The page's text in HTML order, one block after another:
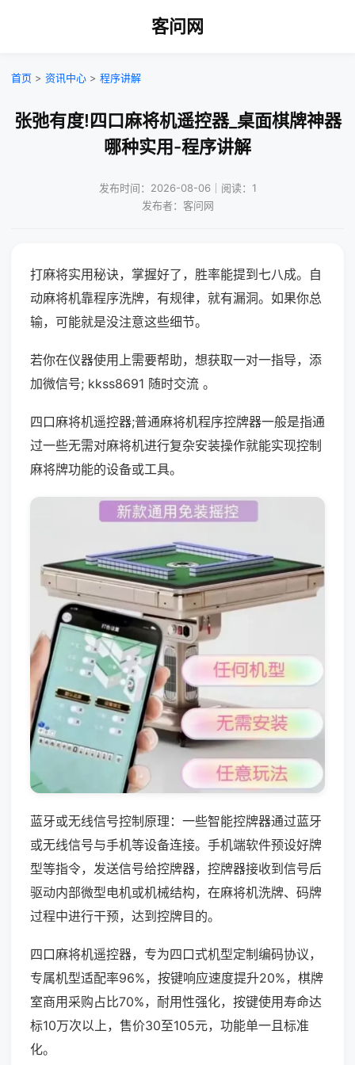
客问网
首页 > 资讯中心 > 程序讲解
张弛有度!四口麻将机遥控器_桌面棋牌神器
哪种实用-程序讲解
发布时间：2026-08-06｜阅读：1
发布者：客问网
打麻将实用秘诀，掌握好了，胜率能提到七八成。自
动麻将机靠程序洗牌，有规律，就有漏洞。如果你总
输，可能就是没注意这些细节。
若你在仪器使用上需要帮助，想获取一对一指导，添
加微信号; kkss8691 随时交流 。
四口麻将机遥控器;普通麻将机程序控牌器一般是指通
过一些无需对麻将机进行复杂安装操作就能实现控制
麻将牌功能的设备或工具。
蓝牙或无线信号控制原理：一些智能控牌器通过蓝牙
或无线信号与手机等设备连接。手机端软件预设好牌
型等指令，发送信号给控牌器，控牌器接收到信号后
驱动内部微型电机或机械结构，在麻将机洗牌、码牌
过程中进行干预，达到控牌目的。
四口麻将机遥控器，专为四口式机型定制编码协议，
专属机型适配率96%，按键响应速度提升20%，棋牌
室商用采购占比70%，耐用性强化，按键使用寿命达
标10万次以上，售价30至105元，功能单一且标准
化。